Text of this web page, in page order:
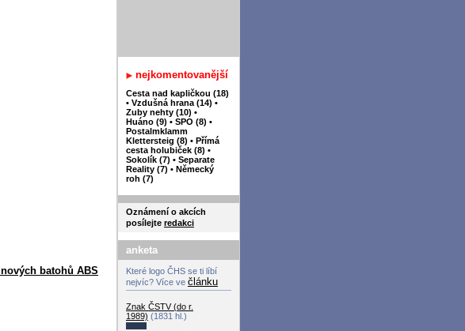
batohů ABS
nejkomentovanější
Cesta nad kapličkou (18)
• Vzdušná hrana (14) •
Zuby nehty (10) •
Huáno (9) • SPO (8) •
Postalmklamm
Klettersteig (8) • Přímá
cesta holubiček (8) •
Sokolík (7) • Separate
Reality (7) • Německý
roh (7)
Oznámení o akcích
posílejte redakci
anketa
Které logo ČHS se ti líbí
nejvíc? Více ve článku
Znak ČSTV (do r.
1989) (1831 hl.)